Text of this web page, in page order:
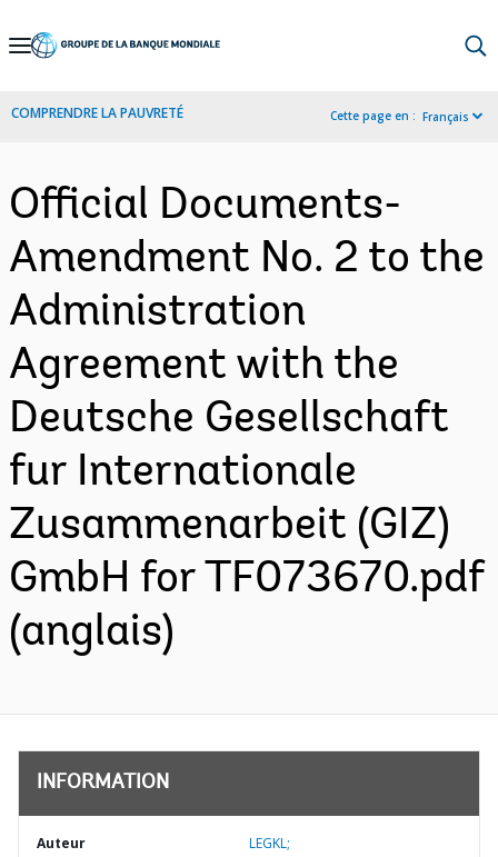
Skip
Navigation
COMPRENDRE LA PAUVRETÉ Cette page en : Français
Official Documents-
Amendment No. 2 to the
Administration
Agreement with the
Deutsche Gesellschaft
fur Internationale
Zusammenarbeit (GIZ)
GmbH for TF073670.pdf
(anglais)
INFORMATION
Auteur LEGKL;